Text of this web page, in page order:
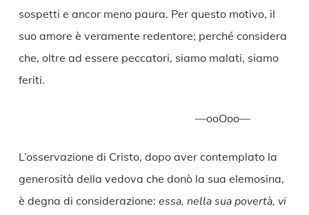
sospetti e ancor meno paura. Per questo motivo, il
suo amore è veramente redentore; perché considera
che, oltre ad essere peccatori, siamo malati, siamo
feriti.
—ooOoo—
L’osservazione di Cristo, dopo aver contemplato la
generosità della vedova che donò la sua elemosina,
è degna di considerazione: essa, nella sua povertà, vi